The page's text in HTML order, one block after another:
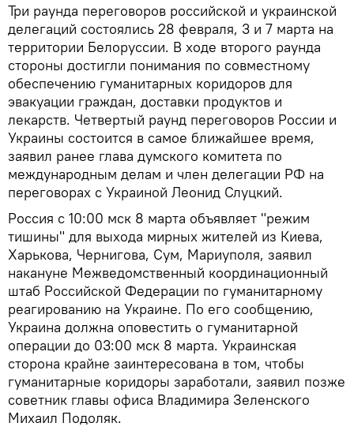
Три раунда переговоров российской и украинской
делегаций состоялись 28 февраля, 3 и 7 марта на
территории Белоруссии. В ходе второго раунда
стороны достигли понимания по совместному
обеспечению гуманитарных коридоров для
эвакуации граждан, доставки продуктов и
лекарств. Четвертый раунд переговоров России и
Украины состоится в самое ближайшее время,
заявил ранее глава думского комитета по
международным делам и член делегации РФ на
переговорах с Украиной Леонид Слуцкий.
Россия с 10:00 мск 8 марта объявляет "режим
тишины" для выхода мирных жителей из Киева,
Харькова, Чернигова, Сум, Мариуполя, заявил
накануне Межведомственный координационный
штаб Российской Федерации по гуманитарному
реагированию на Украине. По его сообщению,
Украина должна оповестить о гуманитарной
операции до 03:00 мск 8 марта. Украинская
сторона крайне заинтересована в том, чтобы
гуманитарные коридоры заработали, заявил позже
советник главы офиса Владимира Зеленского
Михаил Подоляк.